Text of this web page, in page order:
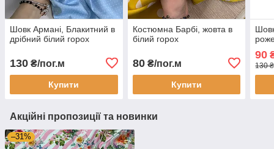
Шовк Армані, Блакитний в
дрібний білий горох
130 ₴/пог.м
Купити
Костюмна Барбі, жовта в
білий горох
80₴/пог.м
Купити
90
130
Акційні пропозиції та новинки
–31%